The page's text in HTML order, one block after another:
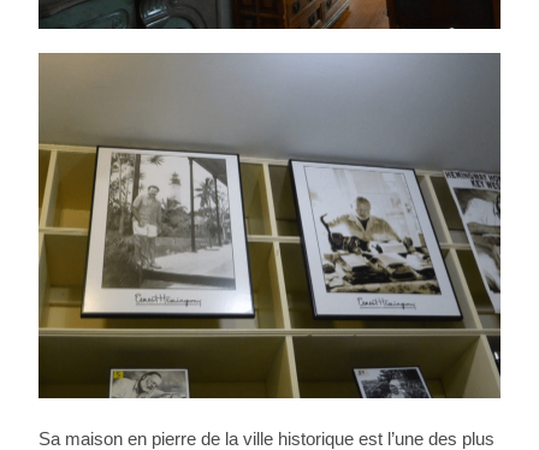
Sa maison en pierre de la ville historique est l’une des plus